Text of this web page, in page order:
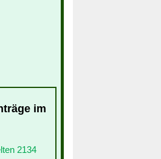
im
2134